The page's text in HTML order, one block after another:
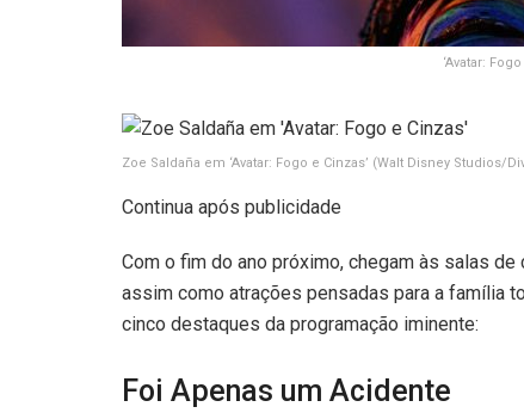
‘Avatar:
Zoe Saldaña em ‘Avatar: Fogo e Cinzas’ (Walt Disney Studios/
Continua após publicidade
Com o fim do ano próximo, chegam às salas
assim como atrações pensadas para a família
cinco destaques da programação iminente:
Foi Apenas um Acidente